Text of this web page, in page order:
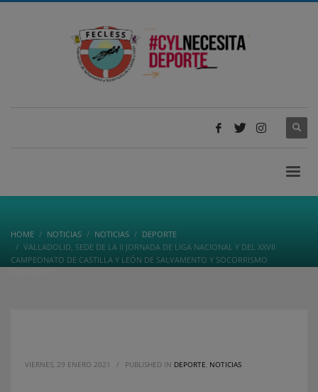
HOME NOTICIAS NOTICIAS
DEPORTE
VALLADOLID, SEDE DE LA II JORNADA DE LIGA NACIONAL Y DEL XXVII
CAMPEONATO DE CASTILLA Y LEÓN DE SALVAMENTO Y SOCORRISMO
VIERNES, 29 ENERO 2021 / PUBLISHED IN DEPORTE NOTICIAS